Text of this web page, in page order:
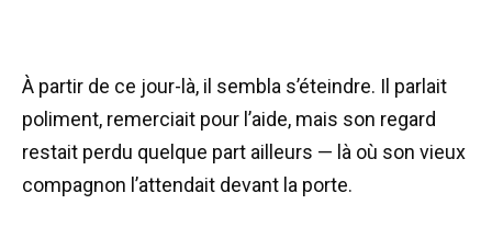
À partir de ce jour-là, il sembla s’éteindre. Il parlait
poliment, remerciait pour l’aide, mais son regard
restait perdu quelque part ailleurs — là où son vieux
compagnon l’attendait devant la porte.